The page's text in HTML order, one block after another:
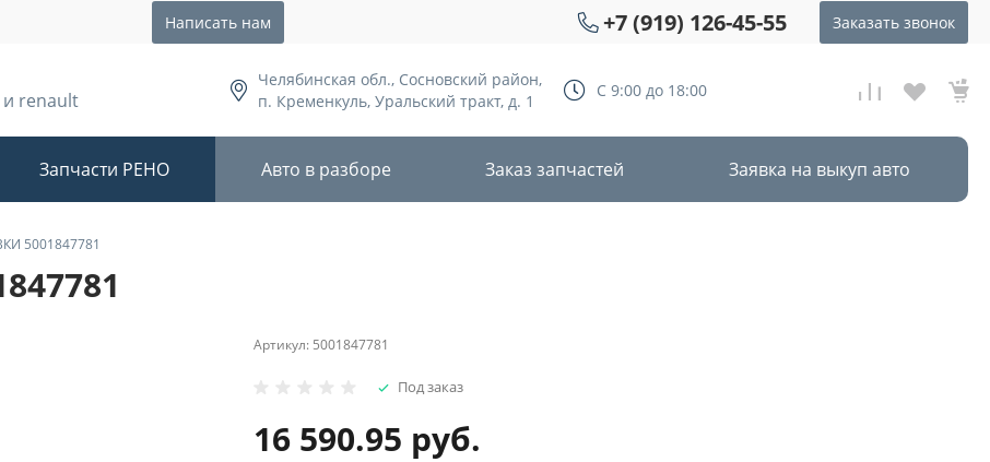
Написать нам +7 (919) 126-45-55 Заказать звонок
и renault
Челябинская обл., Сосновский район,
п. Кременкуль, Уральский тракт, д. 1
С 9:00 до 18:00
Запчасти РЕНО Авто в разборе Заказ запчастей Заявка на выкуп авто
5001847781
Артикул: 5001847781
Под заказ
16 590.95 руб.